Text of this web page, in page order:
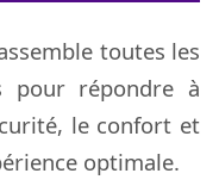
toutes les
pour répondre à
le confort et
optimale.